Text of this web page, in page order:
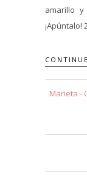
amarillo y
¡Apúntalo!
Marieta -